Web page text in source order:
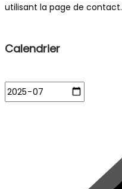
utilisant la page de contact.
Calendrier